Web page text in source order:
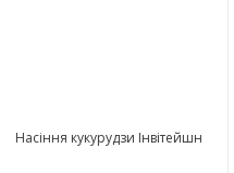
Насіння кукурудзи Інвітейшн